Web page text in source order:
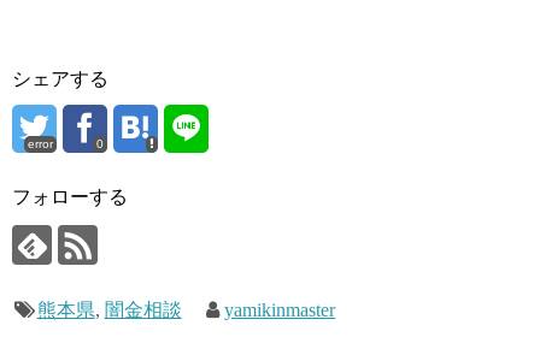
シェアする
error 0
フォローする
熊本県, 闇金相談 yamikinmaster